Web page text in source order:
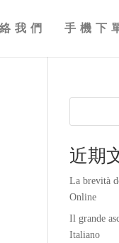
我們 手機下
近期
La brevità
Online
Il grande
Italiano